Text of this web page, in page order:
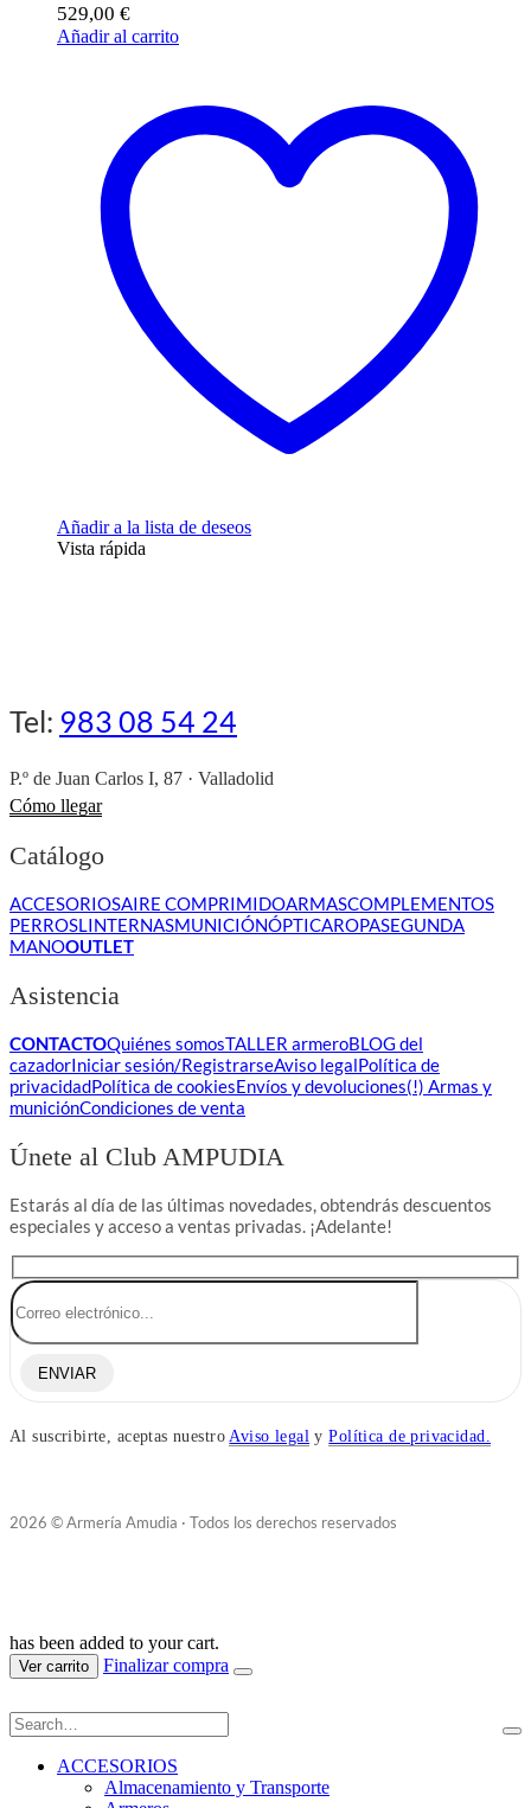
529,00 €
Añadir al carrito
Añadir a la lista de deseos
Vista rápida
Tel: 983 08 54 24
P.º de Juan Carlos I, 87 · Valladolid
Cómo llegar
Catálogo
ACCESORIOSAIRE COMPRIMIDOARMASCOMPLEMENTOS
PERROSLINTERNASMUNICIÓNÓPTICAROPASEGUNDA
MANOOUTLET
Asistencia
CONTACTOQuiénes somosTALLER armeroBLOG del
cazadorIniciar sesión/RegistrarseAviso legalPolítica de
privacidadPolítica de cookiesEnvíos y devoluciones(!) Armas y
municiónCondiciones de venta
Únete al Club AMPUDIA
Estarás al día de las últimas novedades, obtendrás descuentos
especiales y acceso a ventas privadas. ¡Adelante!
ENVIAR
Al suscribirte, aceptas nuestroAviso legal yPolítica de privacidad.
2026 © Armería Amudia · Todos los derechos reservados
has been added to your cart.
Ver carrito Finalizar compra
ACCESORIOS
Almacenamiento y Transporte